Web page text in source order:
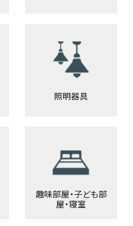
照明器具
趣味部屋・子ども部
屋・寝室